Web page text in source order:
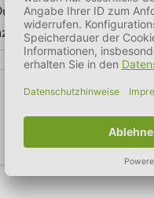
die Veredelung mit
auf und unterstützen